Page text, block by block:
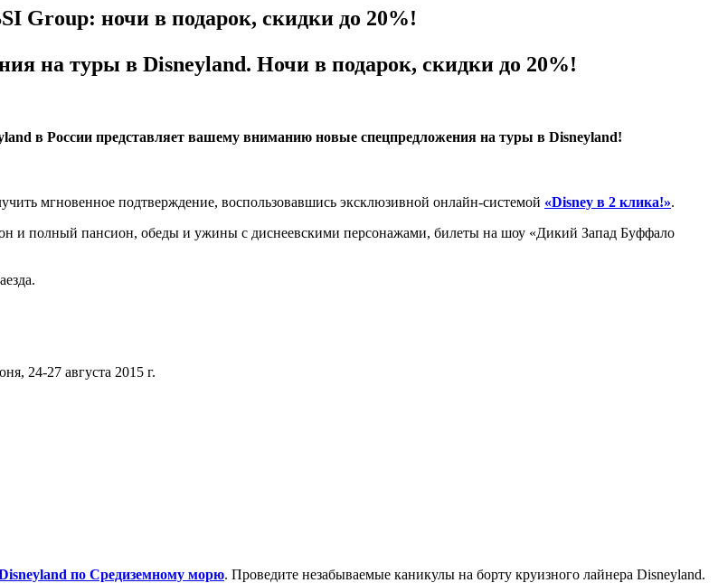
Group: ночи в подарок, скидки до 20%!
на туры в Disneyland. Ночи в подарок, скидки до 20%!
в России представляет вашему вниманию новые спецпредложения на туры в Disneyland!
мгновенное подтверждение, воспользовавшись эксклюзивной онлайн-системой «Disney в 2 клика!».
и полный пансион, обеды и ужины с диснеевскими персонажами, билеты на шоу «Дикий Запад Буффало
24-27 августа 2015 г.
по Средиземному морю. Проведите незабываемые каникулы на борту круизного лайнера Disneyland.